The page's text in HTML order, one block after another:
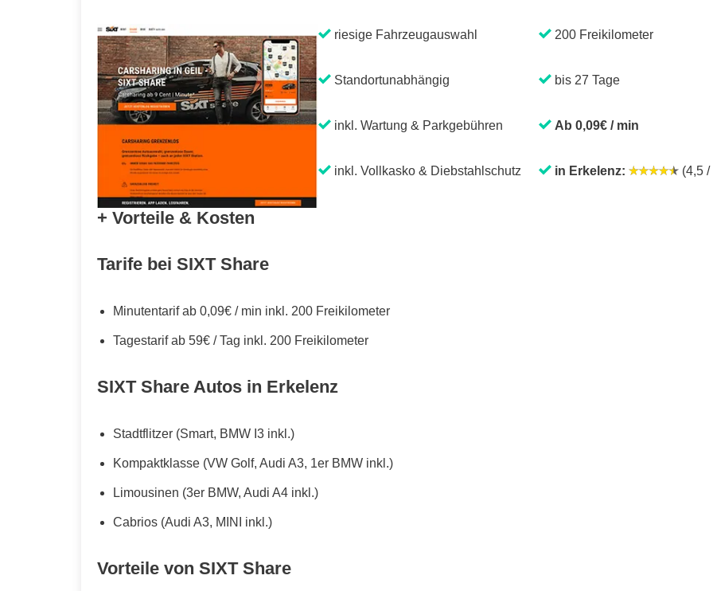
riesige Fahrzeugauswahl
Standortunabhängig
inkl. Wartung & Parkgebühren
inkl. Vollkasko & Diebstahlschutz
200 Freikilometer
bis 27 Tage
Ab 0,09€ / min
in Erkelenz: (4,5 /
+ Vorteile & Kosten
Tarife bei SIXT Share
Minutentarif ab 0,09€ / min inkl. 200 Freikilometer
Tagestarif ab 59€ / Tag inkl. 200 Freikilometer
SIXT Share Autos in Erkelenz
Stadtflitzer (Smart, BMW I3 inkl.)
Kompaktklasse (VW Golf, Audi A3, 1er BMW inkl.)
Limousinen (3er BMW, Audi A4 inkl.)
Cabrios (Audi A3, MINI inkl.)
Vorteile von SIXT Share